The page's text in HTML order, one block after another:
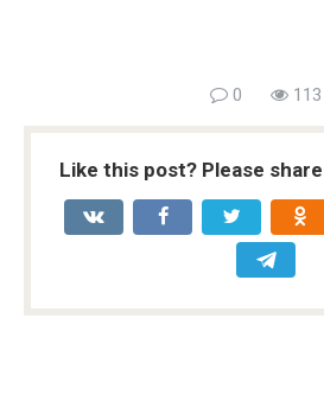
0 113
Like this post? Please